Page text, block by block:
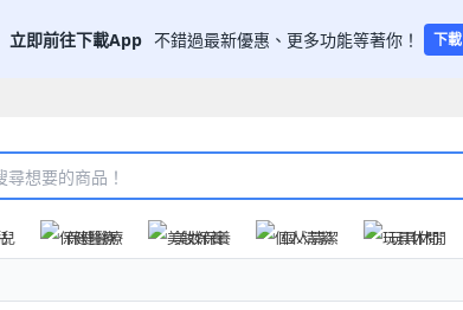
立即前往下載App 不錯過最新優惠、更多功能等著你！ 下載
保健醫療 美妝保養 個人清潔 玩具休閒